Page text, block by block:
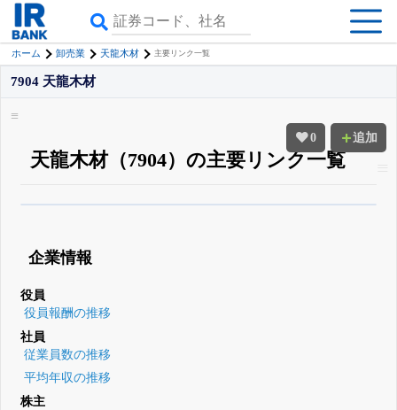
ホーム 卸売業 天龍木材 主要リンク一覧
0 追加
7904 天龍木材
天龍木材（7904）の主要リンク一覧
登録すると永久30%OFFと米株版の先行利用も付きます
企業情報
役員
役員報酬の推移
社員
従業員数の推移
平均年収の推移
株主